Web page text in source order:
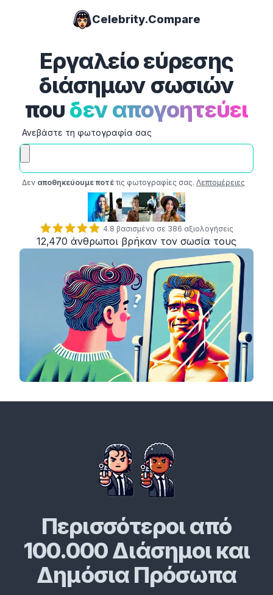
Celebrity.Compare
Εργαλείο εύρεσης
διάσημων σωσιών
που δεν απογοητεύει
Ανεβάστε τη φωτογραφία σας
Δεν αποθηκεύουμε ποτέτις φωτογραφίες σας. Λεπτομέρειες
4.8 βασισμένο σε 386 αξιολογήσεις
12‚470 άνθρωποι βρήκαν τον σωσία τους
Περισσότεροι από
100.000 Διάσημοι και
Δημόσια Πρόσωπα